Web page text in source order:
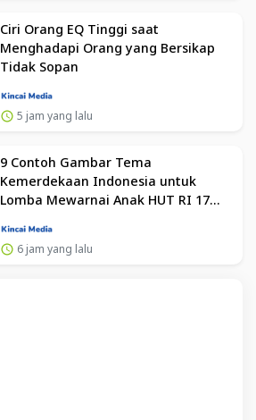
Ciri Orang EQ Tinggi saat
Menghadapi Orang yang Bersikap
Tidak Sopan
5 jam yang lalu
9 Contoh Gambar Tema
Kemerdekaan Indonesia untuk
Lomba Mewarnai Anak HUT RI 17
6 jam yang lalu